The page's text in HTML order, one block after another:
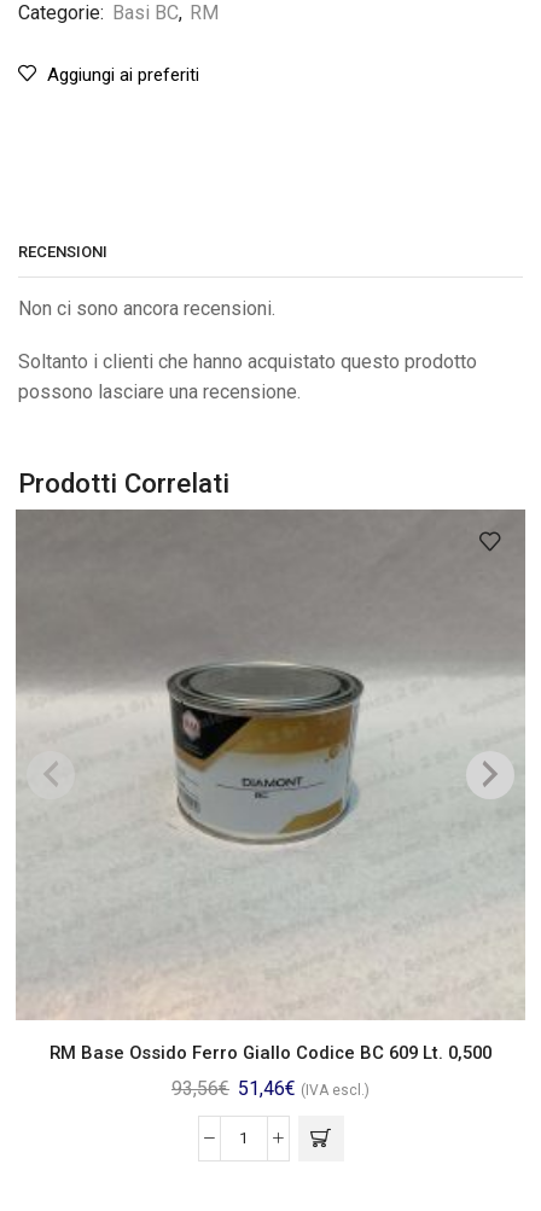
Categorie: Basi BC, RM
Aggiungi ai preferiti
RECENSIONI
Non ci sono ancora recensioni.
Soltanto i clienti che hanno acquistato questo prodotto
possono lasciare una recensione.
Prodotti Correlati
RM Base Ossido Ferro Giallo Codice BC 609 Lt. 0,500
93,56€ 51,46€ (IVA escl.)